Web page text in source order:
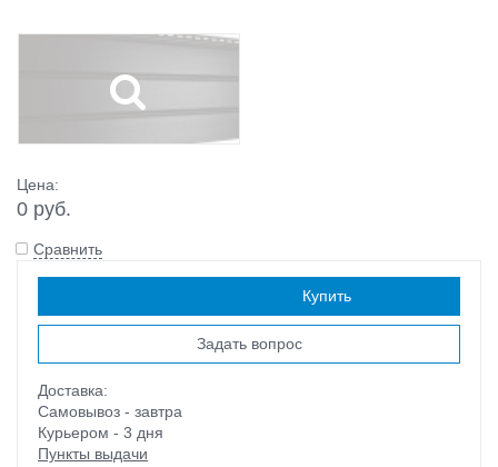
Цена:
0 руб.
Сравнить
Купить
Задать вопрос
Доставка:
Самовывоз - завтра
Курьером - 3 дня
Пункты выдачи